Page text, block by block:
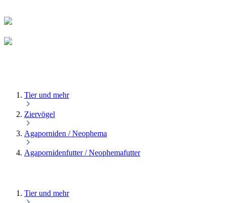
Tier und mehr
Ziervögel
Agaporniden / Neophema
Agapornidenfutter / Neophemafutter
Tier und mehr